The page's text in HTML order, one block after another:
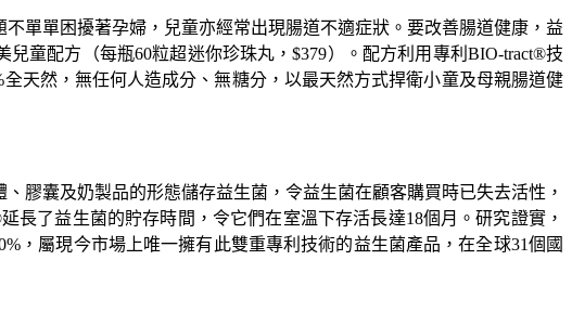
單單困擾著孕婦，兒童亦經常出現腸道不適症狀。要改善腸道健康，益
童配方（每瓶60粒超迷你珍珠丸，$379）。配方利用專利BIO-tract®技
天然，無任何人造成分、無糖分，以最天然方式捍衛小童及母親腸道健
膠囊及奶製品的形態儲存益生菌，令益生菌在顧客購買時已失去活性，
了益生菌的貯存時間，令它們在室溫下存活長達18個月。研究證實，
，屬現今市場上唯一擁有此雙重專利技術的益生菌產品，在全球31個國